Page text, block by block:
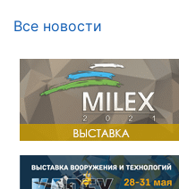
Все новости